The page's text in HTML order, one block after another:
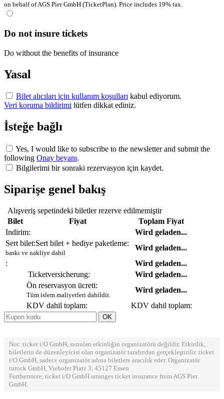
on behalf of AGS Pier GmbH (TicketPlan). Price includes 19% tax.
Do not insure tickets
Do without the benefits of insurance
Yasal
Bilet alıcıları için kullanım koşulları kabul ediyorum.
Veri koruma bildirimi lütfen dikkat ediniz.
İsteğe bağlı
Yes, I would like to subscribe to the newsletter and submit the
following Onay beyanı.
Bilgilerimi bir sonraki rezervasyon için kaydet.
Siparişe genel bakış
Alışveriş sepetindeki biletler rezerve edilmemiştir
Bilet
Fiyat
Toplam Fiyat
Indirim:
Wird geladen...
Sert bilet:Sert bilet + hediye paketleme:
baskı ve nakliye dahil
Wird geladen...
:
Wird geladen...
Ticketversicherung:
Wird geladen...
Ön reservasyon ücreti:
Tüm islem maliyetleri dahildir.
Wird geladen...
KDV dahil toplam:
KDV dahil toplam:
Not: ticket i/O GmbH, sunulan etkinliğin organizatörü değildir. Etkinlik,
biletlerin de düzenleyicisi olan organizatör tarafından gerçekleştirilir. ticket
i/O GmbH, sadece organizatör adına biletlere aracılık eder. Organizatör
turock GmbH, Viehofer Platz 3, 45127 Essen
Furthermore, ticket i/O GmbH arranges ticket insurance from AGS Pier
GmbH.